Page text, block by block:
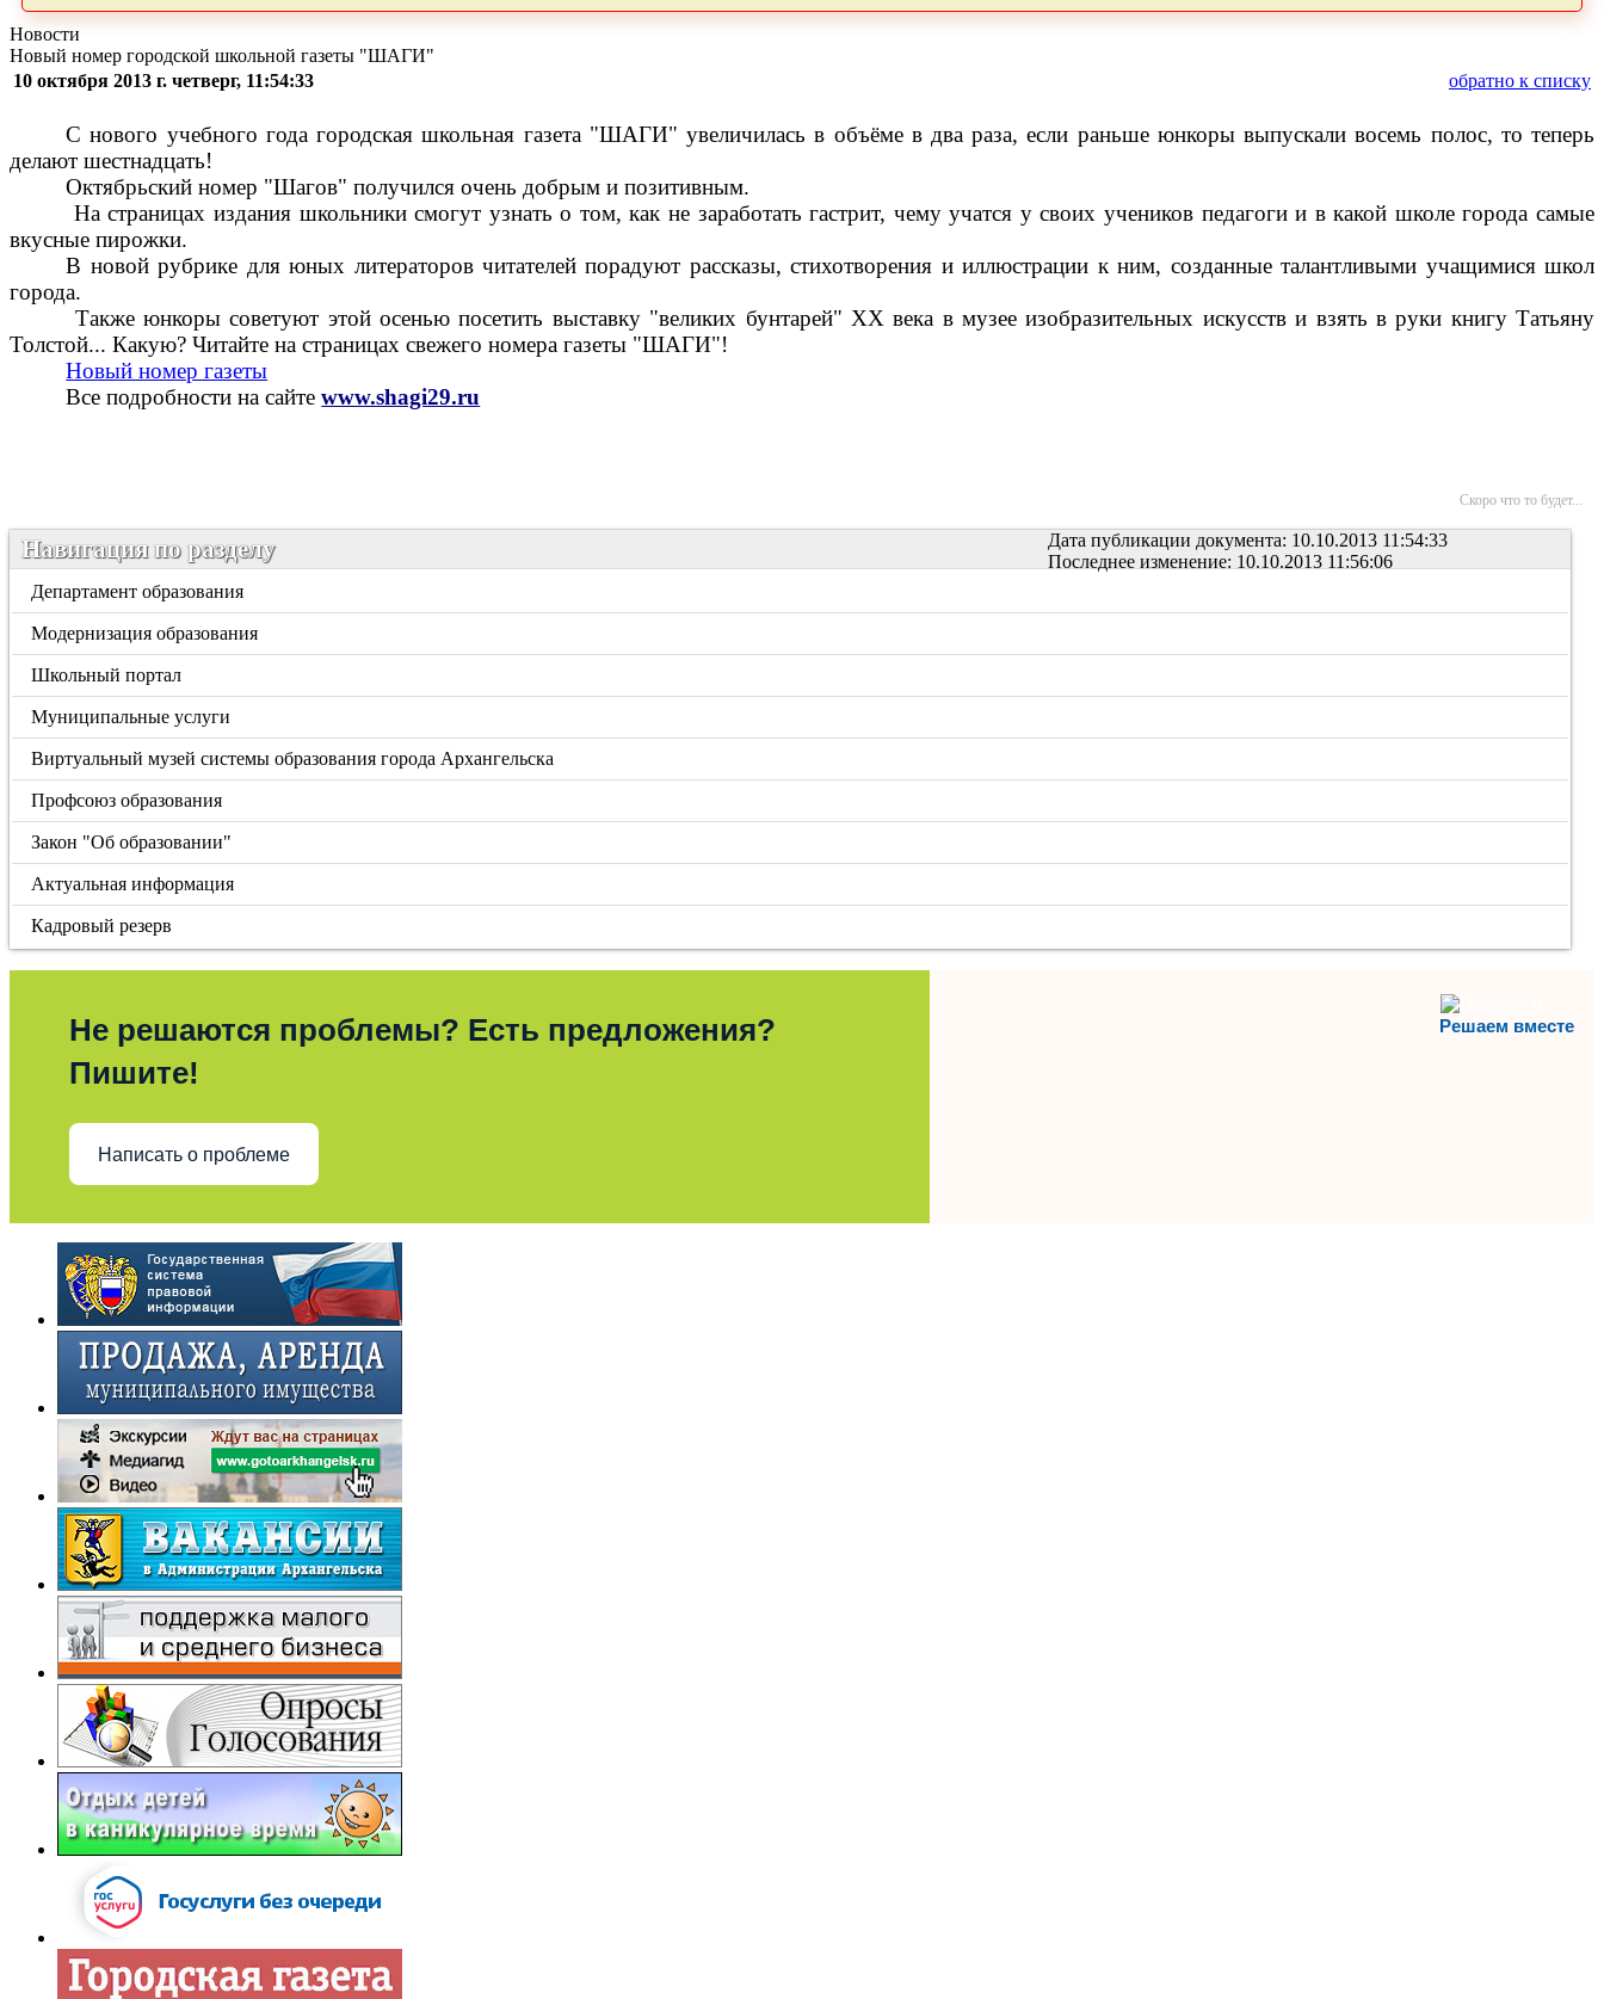
Новости
Новый номер городской школьной газеты "ШАГИ"
10 октября 2013 г. четверг, 11:54:33
обратно к списку
С нового учебного года городская школьная газета "ШАГИ" увеличилась в объёме в два раза, если раньше юнкоры выпускали восемь полос, то теперь
делают шестнадцать!
Октябрьский номер "Шагов" получился очень добрым и позитивным.
На страницах издания школьники смогут узнать о том, как не заработать гастрит, чему учатся у своих учеников педагоги и в какой школе города самые
вкусные пирожки.
В новой рубрике для юных литераторов читателей порадуют рассказы, стихотворения и иллюстрации к ним, созданные талантливыми учащимися школ
города.
Также юнкоры советуют этой осенью посетить выставку "великих бунтарей" XX века в музее изобразительных искусств и взять в руки книгу Татьяну
Толстой... Какую? Читайте на страницах свежего номера газеты "ШАГИ"!
Новый номер газеты
Все подробности на сайтеwww.shagi29.ru
Скоро что то будет...
Дата публикации документа: 10.10.2013 11:54:33
Последнее изменение: 10.10.2013 11:56:06
Навигация по разделу
Департамент образования
Модернизация образования
Школьный портал
Муниципальные услуги
Виртуальный музей системы образования города Архангельска
Профсоюз образования
Закон "Об образовании"
Актуальная информация
Кадровый резерв
Решаем вместе
Не решаются проблемы? Есть предложения?
Пишите!
Написать о проблеме